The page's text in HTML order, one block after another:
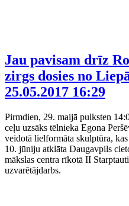
Jau pavisam drīz
zirgs dosies no
25.05.2017 16:29
Pirmdien, 29. maijā pulksten
ceļu uzsāks tēlnieka Egona
veidotā lielformāta skulptūra,
10. jūniju atklāta Daugavpils
mākslas centra rīkotā II
uzvarētājdarbs.